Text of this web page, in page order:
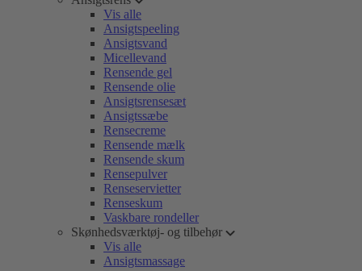
Vis alle
Ansigtspeeling
Ansigtsvand
Micellevand
Rensende gel
Rensende olie
Ansigtsrensesæt
Ansigtssæbe
Rensecreme
Rensende mælk
Rensende skum
Rensepulver
Renseservietter
Renseskum
Vaskbare rondeller
Skønhedsværktøj- og tilbehør
Vis alle
Ansigtsmassage